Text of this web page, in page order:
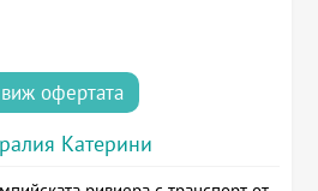
виж офертата
Катерини